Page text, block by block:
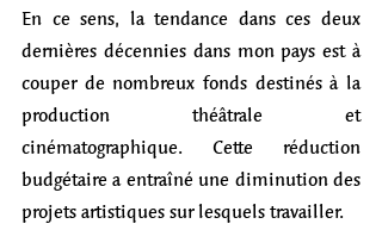
En ce sens, la tendance dans ces deux
dernières décennies dans mon pays est à
couper de nombreux fonds destinés à la
production théâtrale et
cinématographique. Cette réduction
budgétaire a entraîné une diminution des
projets artistiques sur lesquels travailler.